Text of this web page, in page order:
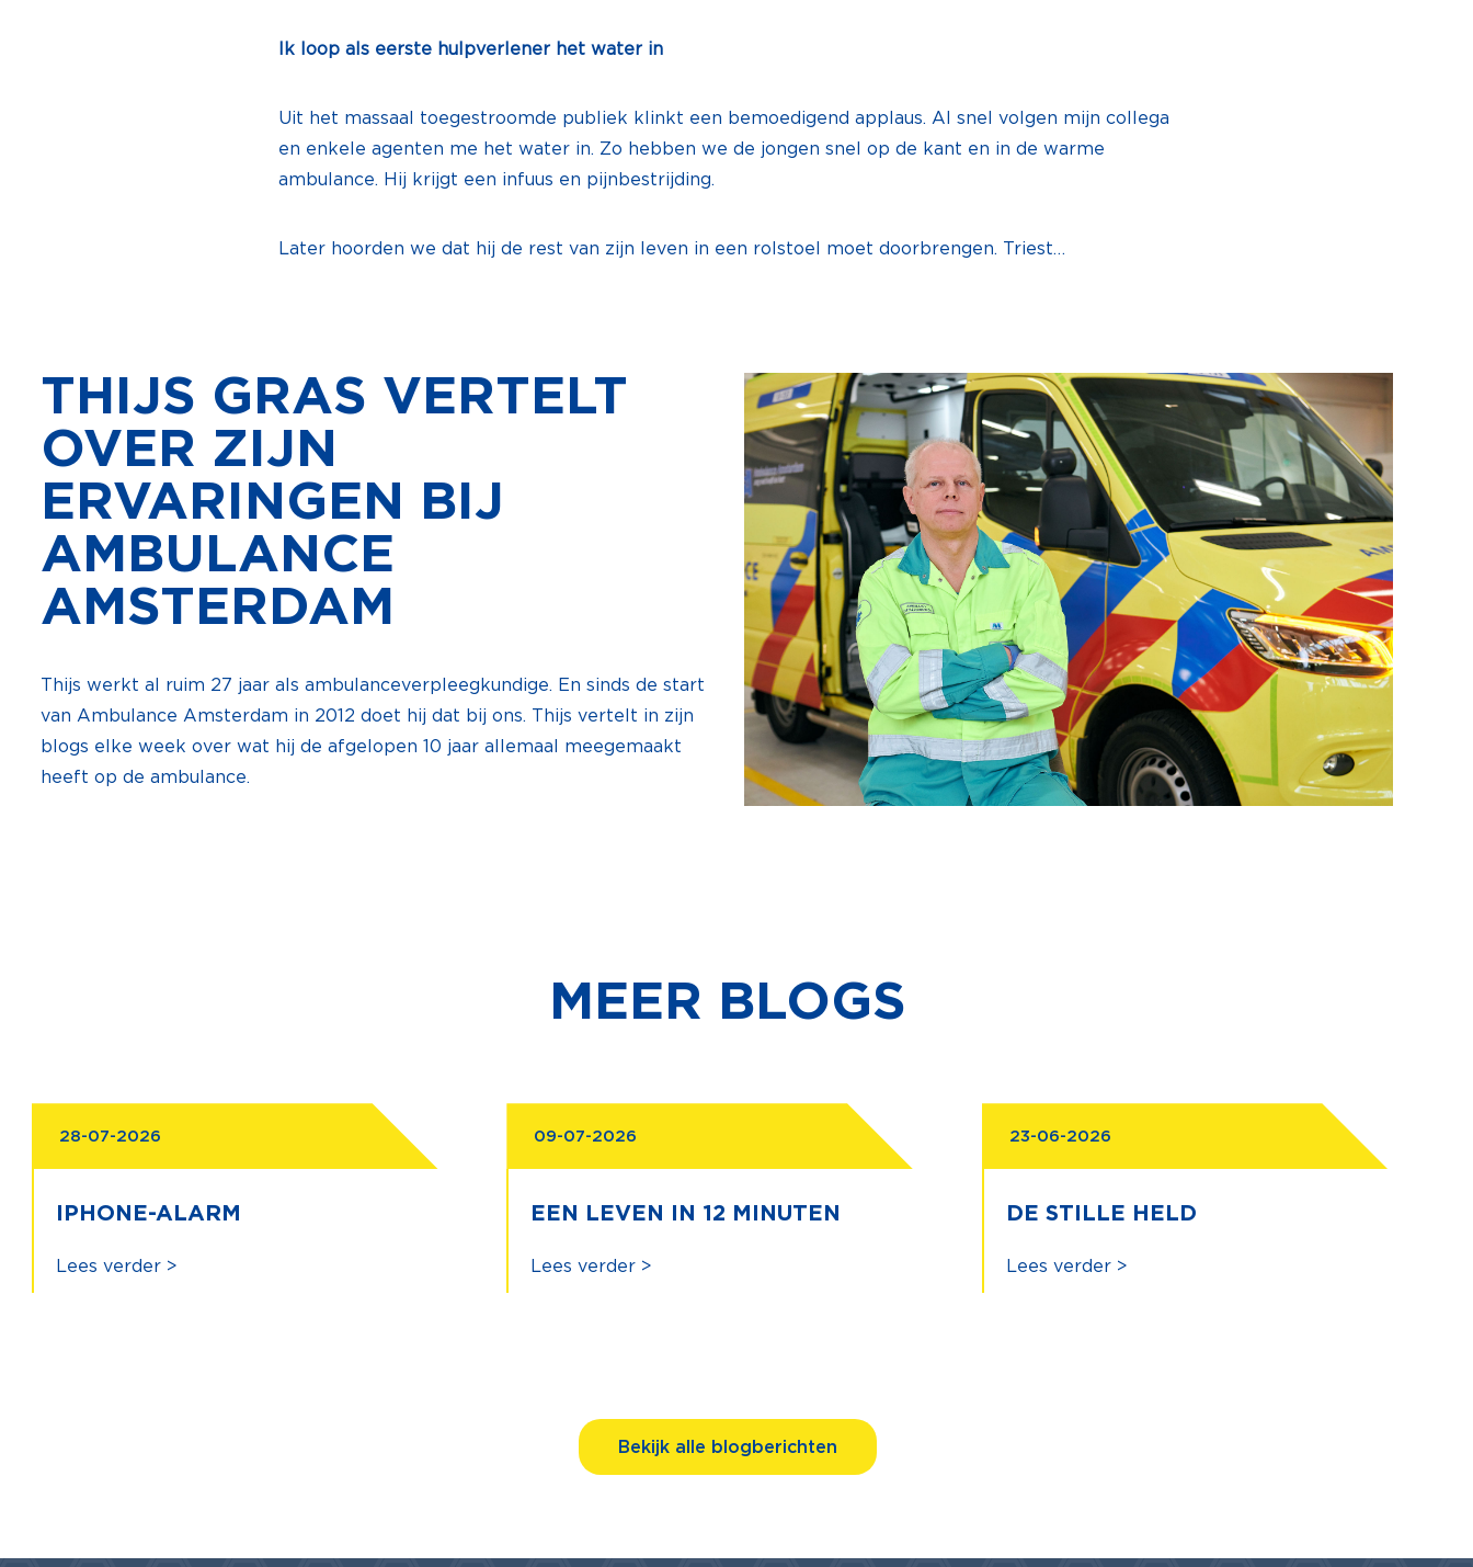
Ik loop als eerste hulpverlener het water in
Uit het massaal toegestroomde publiek klinkt een bemoedigend applaus. Al snel volgen mijn collega
en enkele agenten me het water in. Zo hebben we de jongen snel op de kant en in de warme
ambulance. Hij krijgt een infuus en pijnbestrijding.
Later hoorden we dat hij de rest van zijn leven in een rolstoel moet doorbrengen. Triest…
THIJS GRAS VERTELT
OVER ZIJN
ERVARINGEN BIJ
AMBULANCE
AMSTERDAM
Thijs werkt al ruim 27 jaar als ambulanceverpleegkundige. En sinds de start
van Ambulance Amsterdam in 2012 doet hij dat bij ons. Thijs vertelt in zijn
blogs elke week over wat hij de afgelopen 10 jaar allemaal meegemaakt
heeft op de ambulance.
MEER BLOGS
IPHONE-ALARM
Lees verder >
28-07-2026
EEN LEVEN IN 12 MINUTEN
Lees verder >
09-07-2026
DE STILLE HELD
Lees verder >
23-06-2026
Bekijk alle blogberichten